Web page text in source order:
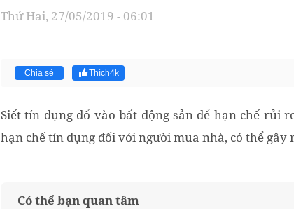
Thứ Hai, 27/05/2019 - 06:01
Chia sẻ Thích4k
Siết tín dụng đổ vào bất động sản để hạn chế rủi
hạn chế tín dụng đối với người mua nhà, có thể gây
Có thể bạn quan tâm